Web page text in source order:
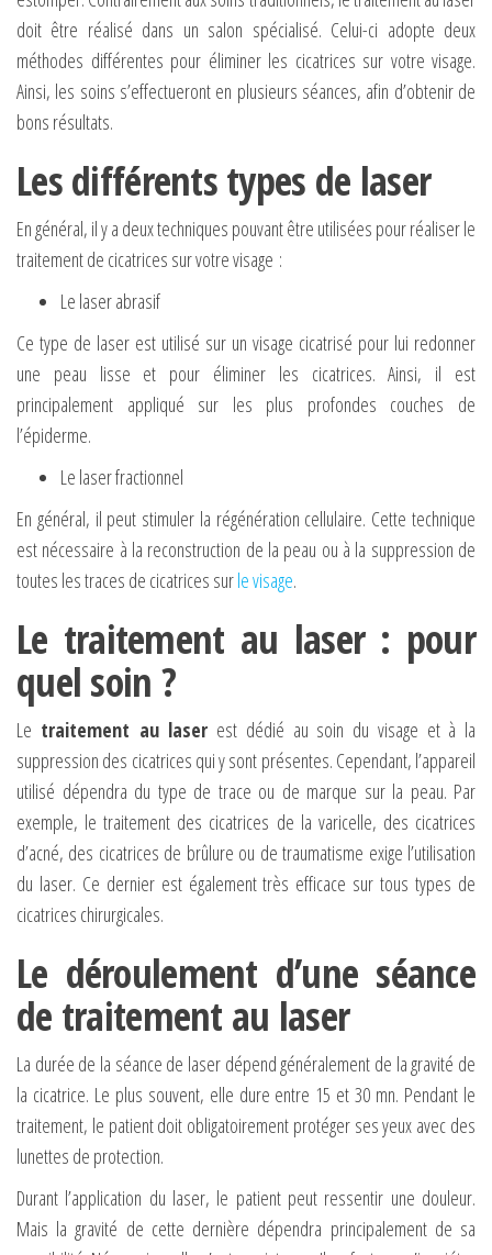
doit être réalisé dans un salon spécialisé. Celui-ci adopte deux
méthodes différentes pour éliminer les cicatrices sur votre visage.
Ainsi, les soins s’effectueront en plusieurs séances, afin d’obtenir de
bons résultats.
Les différents types de laser
En général, il y a deux techniques pouvant être utilisées pour réaliser le
traitement de cicatrices sur votre visage :
Le laser abrasif
Ce type de laser est utilisé sur un visage cicatrisé pour lui redonner
une peau lisse et pour éliminer les cicatrices. Ainsi, il est
principalement appliqué sur les plus profondes couches de
l’épiderme.
Le laser fractionnel
En général, il peut stimuler la régénération cellulaire. Cette technique
est nécessaire à la reconstruction de la peau ou à la suppression de
toutes les traces de cicatrices surle visage.
Le traitement au laser : pour
quel soin ?
Le traitement au laser est dédié au soin du visage et à la
suppression des cicatrices qui y sont présentes. Cependant, l’appareil
utilisé dépendra du type de trace ou de marque sur la peau. Par
exemple, le traitement des cicatrices de la varicelle, des cicatrices
d’acné, des cicatrices de brûlure ou de traumatisme exige l’utilisation
du laser. Ce dernier est également très efficace sur tous types de
cicatrices chirurgicales.
Le déroulement d’une séance
de traitement au laser
La durée de la séance de laser dépend généralement de la gravité de
la cicatrice. Le plus souvent, elle dure entre 15 et 30 mn. Pendant le
traitement, le patient doit obligatoirement protéger ses yeux avec des
lunettes de protection.
Durant l’application du laser, le patient peut ressentir une douleur.
Mais la gravité de cette dernière dépendra principalement de sa